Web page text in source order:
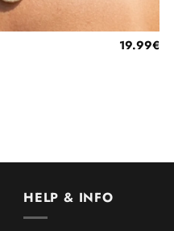
19.99€
HELP & INFO